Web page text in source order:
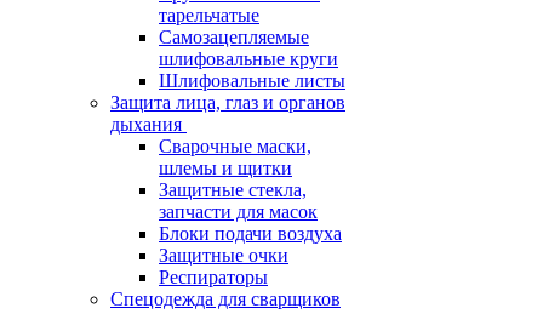
тарельчатые
Самозацепляемые
шлифовальные круги
Шлифовальные листы
Защита лица, глаз и органов
дыхания
Сварочные маски,
шлемы и щитки
Защитные стекла,
запчасти для масок
Блоки подачи воздуха
Защитные очки
Респираторы
Спецодежда для сварщиков